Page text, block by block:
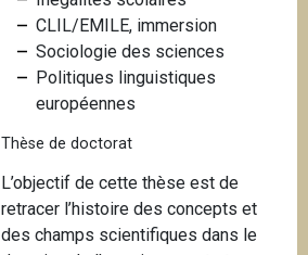
CLIL/EMILE, immersion
Sociologie des sciences
Politiques linguistiques
européennes
Thèse de doctorat
L’objectif de cette thèse est de
retracer l’histoire des concepts et
des champs scientifiques dans le